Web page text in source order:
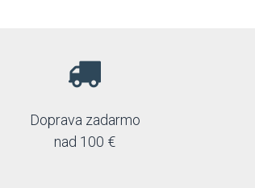
Doprava zadarmo
nad 100 €